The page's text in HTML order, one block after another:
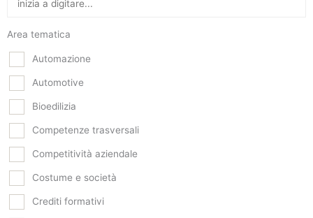
Area tematica
Automazione
Automotive
Bioedilizia
Competenze trasversali
Competitività aziendale
Costume e società
Crediti formativi